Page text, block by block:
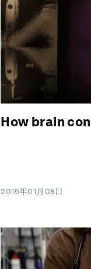
How brain
2015年01月08日